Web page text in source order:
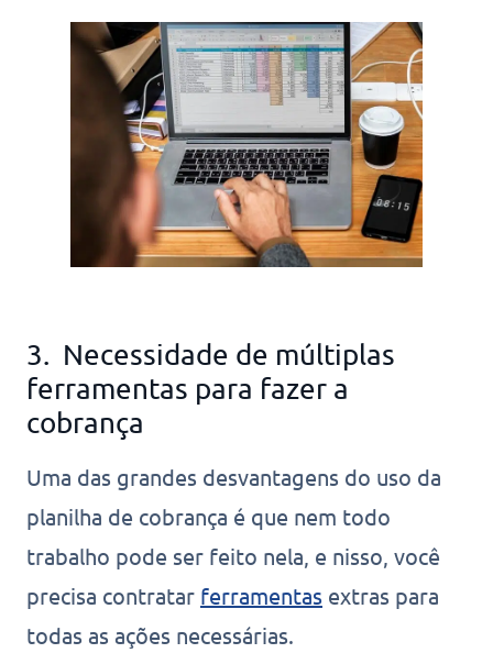
3. Necessidade de múltiplas
ferramentas para fazer a
cobrança
Uma das grandes desvantagens do uso da
planilha de cobrança é que nem todo
trabalho pode ser feito nela, e nisso, você
precisa contratar ferramentas extras para
todas as ações necessárias.